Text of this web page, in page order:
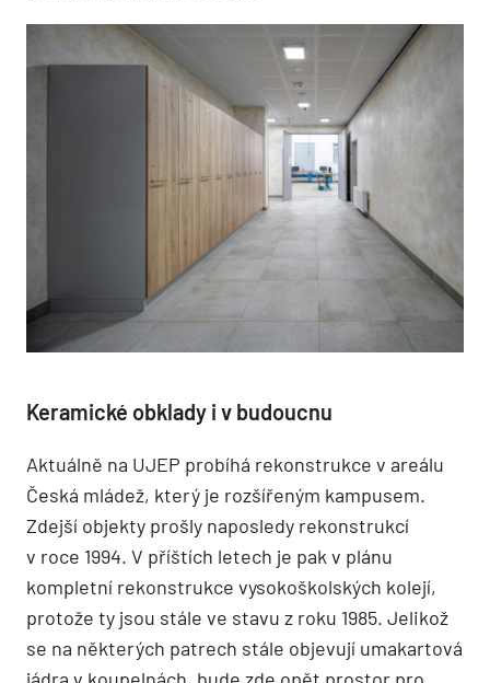
Keramické obklady i v budoucnu
Aktuálně na UJEP probíhá rekonstrukce v areálu
Česká mládež, který je rozšířeným kampusem.
Zdejší objekty prošly naposledy rekonstrukcí
v roce 1994. V příštích letech je pak v plánu
kompletní rekonstrukce vysokoškolských kolejí,
protože ty jsou stále ve stavu z roku 1985. Jelikož
se na některých patrech stále objevují umakartová